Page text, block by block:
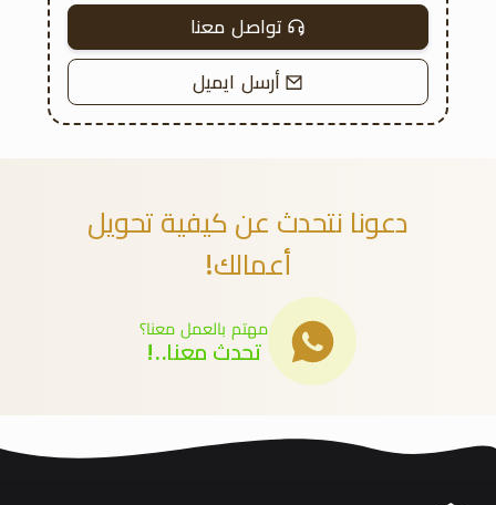
تواصل معنا
أرسل ايميل
دعونا نتحدث عن كيفية تحويل
أعمالك!
مهتم بالعمل معنا؟
تحدث معنا..!